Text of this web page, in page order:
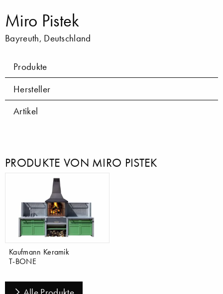
Miro Pistek
Bayreuth, Deutschland
Produkte
Hersteller
Artikel
PRODUKTE VON MIRO PISTEK
Kaufmann Keramik
T-BONE